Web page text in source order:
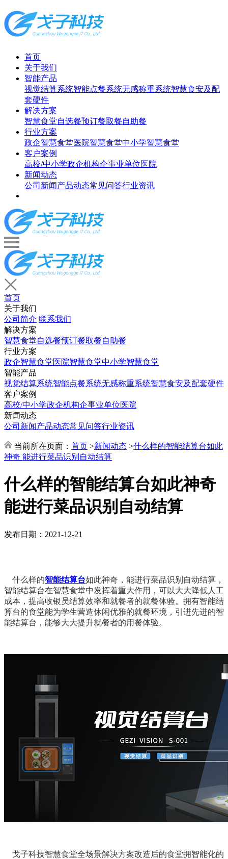
首页
关于我们
智能产品
视觉结算系统智能点餐系统无感称重系统智慧食安及配
套硬件
解决方案
智慧食堂自选餐预订餐取餐自助餐
行业方案
政企智慧食堂医院智慧食堂中小学智慧食堂
客户案例
高校/中小学政企机构企事业单位医院
新闻动态
公司新闻产品动态常见问答行业资讯
首页
关于我们
公司简介 联系我们
解决方案
智慧食堂自选餐预订餐取餐自助餐
行业方案
政企智慧食堂医院智慧食堂中小学智慧食堂
智能产品
视觉结算系统智能点餐系统无感称重系统智慧食安及配套硬件
客户案例
高校/中小学政企机构企事业单位医院
新闻动态
公司新闻产品动态常见问答行业资讯
当前所在页面： 首页 >新闻动态 >什么样的智能结算台如此
神奇 能进行菜品识别自动结算
什么样的智能结算台如此神奇
能进行菜品识别自动结算
发布日期：2021-12-21
什么样的智能结算台如此神奇，能进行菜品识别自动结算，
智能结算台在智慧食堂中发挥着重大作用，可以大大降低人工
成本，提高收银员结算效率和就餐者的就餐体验。拥有智能结
算台的食堂能为学生营造休闲优雅的就餐环境，引进先进的智
能结算台，能够大大提升就餐者的用餐体验。
戈子科技智慧食堂全场景解决方案改造后的食堂拥智能化的